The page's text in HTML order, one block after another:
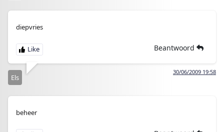
diepvries
Beantwoord
30/06/2009 19:58
Els
beheer